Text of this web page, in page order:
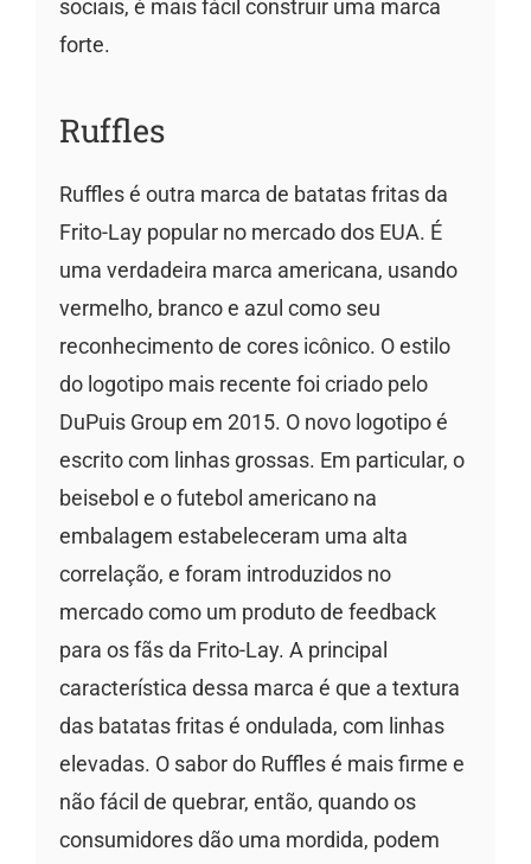
sociais, é mais fácil construir uma marca
forte.
Ruffles
Ruffles é outra marca de batatas fritas da
Frito-Lay popular no mercado dos EUA. É
uma verdadeira marca americana, usando
vermelho, branco e azul como seu
reconhecimento de cores icônico. O estilo
do logotipo mais recente foi criado pelo
DuPuis Group em 2015. O novo logotipo é
escrito com linhas grossas. Em particular, o
beisebol e o futebol americano na
embalagem estabeleceram uma alta
correlação, e foram introduzidos no
mercado como um produto de feedback
para os fãs da Frito-Lay. A principal
característica dessa marca é que a textura
das batatas fritas é ondulada, com linhas
elevadas. O sabor do Ruffles é mais firme e
não fácil de quebrar, então, quando os
consumidores dão uma mordida, podem